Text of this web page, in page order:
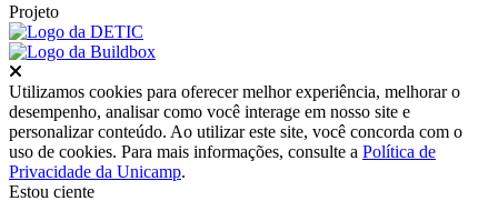
Projeto
Utilizamos cookies para oferecer melhor experiência, melhorar o
desempenho, analisar como você interage em nosso site e
personalizar conteúdo. Ao utilizar este site, você concorda com o
uso de cookies. Para mais informações, consulte a Política de
Privacidade da Unicamp.
Estou ciente